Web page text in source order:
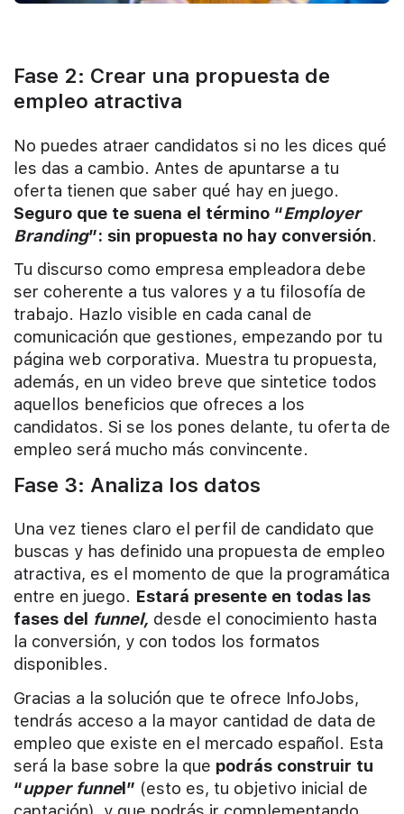
Fase 2: Crear una propuesta de
empleo atractiva
No puedes atraer candidatos si no les dices qué
les das a cambio. Antes de apuntarse a tu
oferta tienen que saber qué hay en juego.
Seguro que te suena el término “Employer
Branding”: sin propuesta no hay conversión.
Tu discurso como empresa empleadora debe
ser coherente a tus valores y a tu filosofía de
trabajo. Hazlo visible en cada canal de
comunicación que gestiones, empezando por tu
página web corporativa. Muestra tu propuesta,
además, en un video breve que sintetice todos
aquellos beneficios que ofreces a los
candidatos. Si se los pones delante, tu oferta de
empleo será mucho más convincente.
Fase 3: Analiza los datos
Una vez tienes claro el perfil de candidato que
buscas y has definido una propuesta de empleo
atractiva, es el momento de que la programática
entre en juego. Estará presente en todas las
fases del funnel, desde el conocimiento hasta
la conversión, y con todos los formatos
disponibles.
Gracias a la solución que te ofrece InfoJobs,
tendrás acceso a la mayor cantidad de data de
empleo que existe en el mercado español. Esta
será la base sobre la que podrás construir tu
“upper funnel” (esto es, tu objetivo inicial de